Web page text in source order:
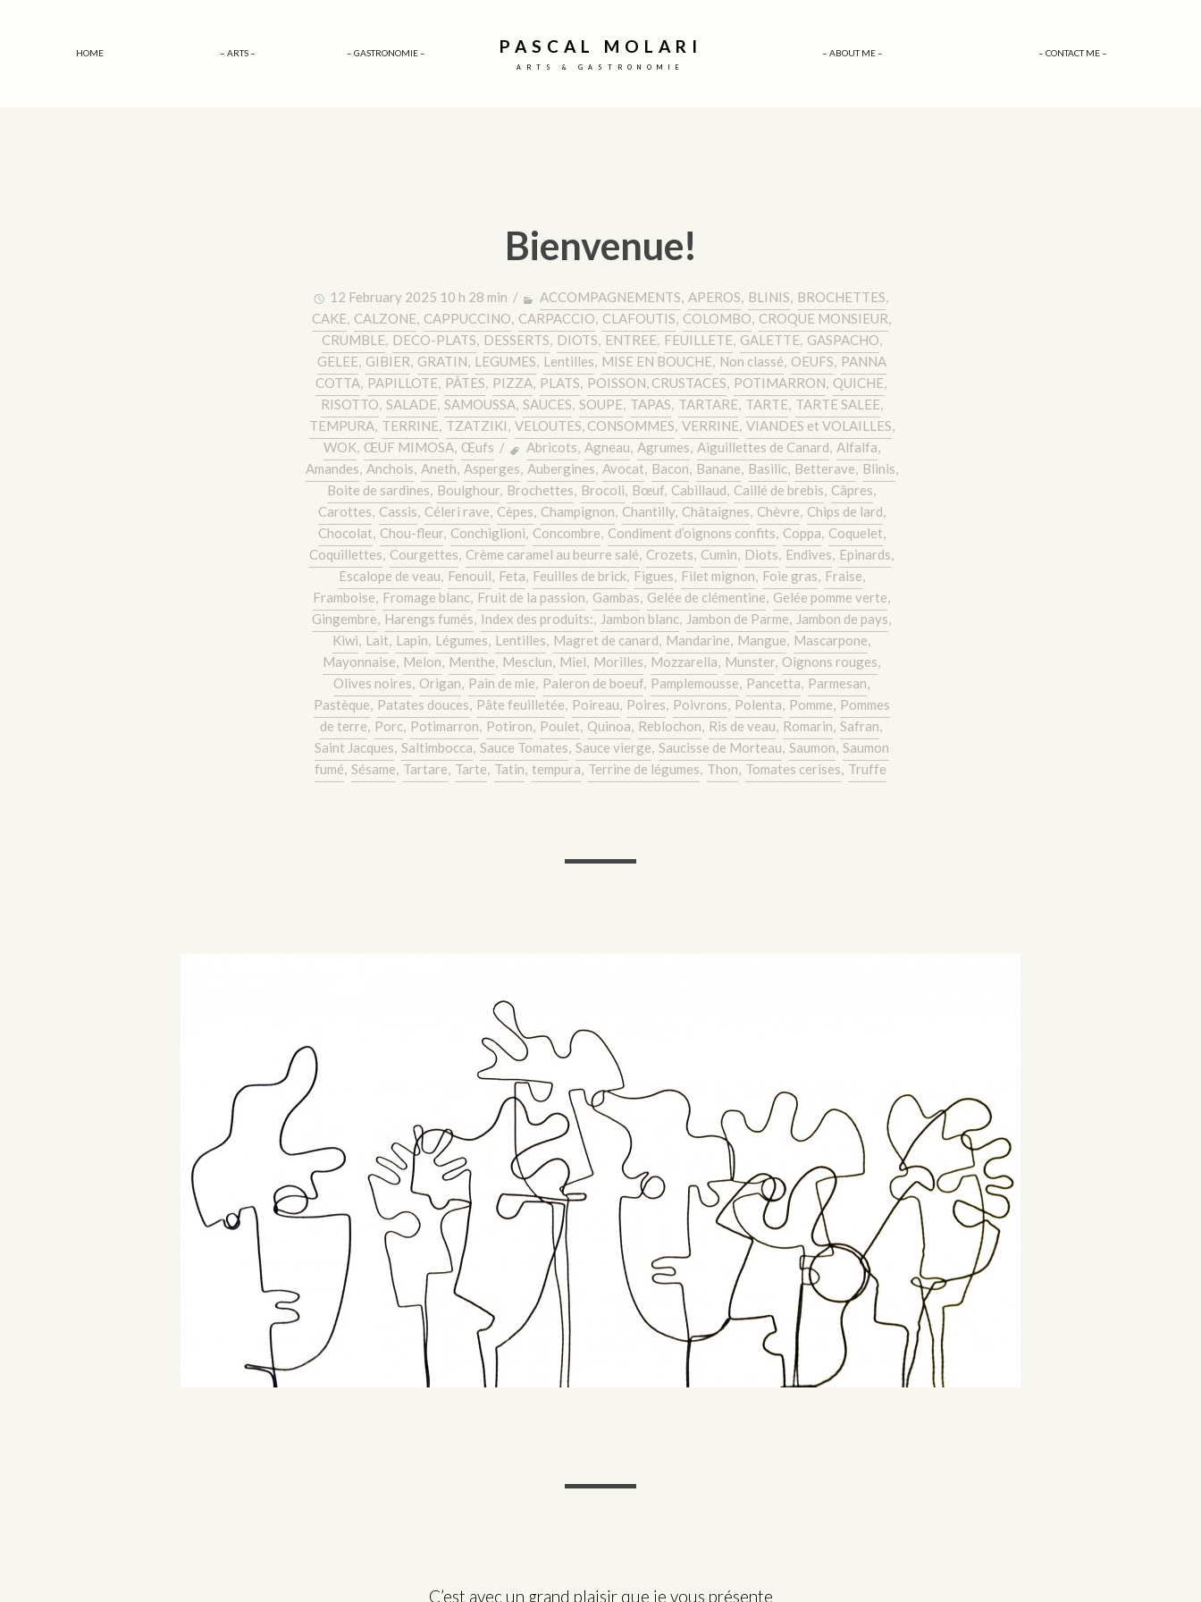
HOME – ARTS – – GASTRONOMIE – PASCAL MOLARI
ARTS & GASTRONOMIE
– ABOUT ME – – CONTACT ME –
Bienvenue!
12 February 2025 10 h 28 min / ACCOMPAGNEMENTS, APEROS, BLINIS, BROCHETTES,
CAKE, CALZONE, CAPPUCCINO, CARPACCIO, CLAFOUTIS, COLOMBO, CROQUE MONSIEUR,
CRUMBLE, DECO-PLATS, DESSERTS, DIOTS, ENTREE, FEUILLETE, GALETTE, GASPACHO,
GELEE, GIBIER, GRATIN, LEGUMES, Lentilles, MISE EN BOUCHE, Non classé, OEUFS, PANNA
COTTA, PAPILLOTE, PÂTES, PIZZA, PLATS, POISSON, CRUSTACES, POTIMARRON, QUICHE,
RISOTTO, SALADE, SAMOUSSA, SAUCES, SOUPE, TAPAS, TARTARE, TARTE, TARTE SALEE,
TEMPURA, TERRINE, TZATZIKI, VELOUTES, CONSOMMES, VERRINE, VIANDES et VOLAILLES,
WOK, ŒUF MIMOSA, Œufs / Abricots, Agneau, Agrumes, Aiguillettes de Canard, Alfalfa,
Amandes, Anchois, Aneth, Asperges, Aubergines, Avocat, Bacon, Banane, Basilic, Betterave, Blinis,
Boite de sardines, Boulghour, Brochettes, Brocoli, Bœuf, Cabillaud, Caillé de brebis, Câpres,
Carottes, Cassis, Céleri rave, Cèpes, Champignon, Chantilly, Châtaignes, Chèvre, Chips de lard,
Chocolat, Chou-fleur, Conchiglioni, Concombre, Condiment d’oignons confits, Coppa, Coquelet,
Coquillettes, Courgettes, Crème caramel au beurre salé, Crozets, Cumin, Diots, Endives, Epinards,
Escalope de veau, Fenouil, Feta, Feuilles de brick, Figues, Filet mignon, Foie gras, Fraise,
Framboise, Fromage blanc, Fruit de la passion, Gambas, Gelée de clémentine, Gelée pomme verte,
Gingembre, Harengs fumés, Index des produits:, Jambon blanc, Jambon de Parme, Jambon de pays,
Kiwi, Lait, Lapin, Légumes, Lentilles, Magret de canard, Mandarine, Mangue, Mascarpone,
Mayonnaise, Melon, Menthe, Mesclun, Miel, Morilles, Mozzarella, Munster, Oignons rouges,
Olives noires, Origan, Pain de mie, Paleron de boeuf, Pamplemousse, Pancetta, Parmesan,
Pastèque, Patates douces, Pâte feuilletée, Poireau, Poires, Poivrons, Polenta, Pomme, Pommes
de terre, Porc, Potimarron, Potiron, Poulet, Quinoa, Reblochon, Ris de veau, Romarin, Safran,
Saint Jacques, Saltimbocca, Sauce Tomates, Sauce vierge, Saucisse de Morteau, Saumon, Saumon
fumé, Sésame, Tartare, Tarte, Tatin, tempura, Terrine de légumes, Thon, Tomates cerises, Truffe
C’est avec un grand plaisir que je vous présente